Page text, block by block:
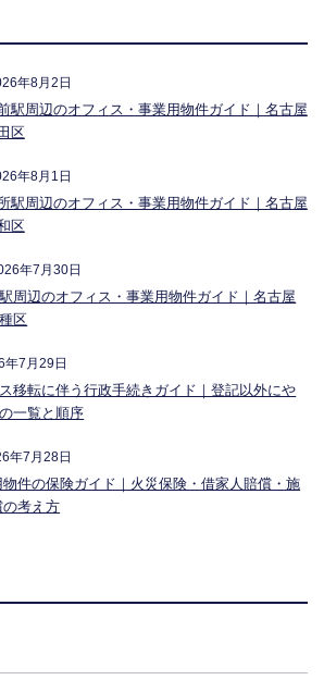
年8月2日
駅周辺のオフィス・事業用物件ガイド｜名古屋
区
年8月1日
駅周辺のオフィス・事業用物件ガイド｜名古屋
区
年7月30日
周辺のオフィス・事業用物件ガイド｜名古屋
区
年7月29日
移転に伴う行政手続きガイド｜登記以外にや
一覧と順序
年7月28日
物件の保険ガイド｜火災保険・借家人賠償・施
の考え方